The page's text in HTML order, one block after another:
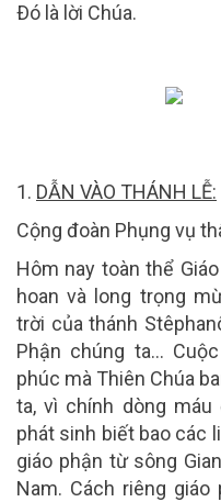
Ðó là lời Chúa.
1. DẪN VÀO THÁNH LỄ:
Cộng đoàn Phụng vụ
Hôm nay toàn thể
hoan và long trọng
trời của thánh
Phận chúng ta…
phúc mà Thiên Chúa
ta, vì chính dòng
phát sinh biết bao các
giáo phận từ sông
Nam. Cách riêng